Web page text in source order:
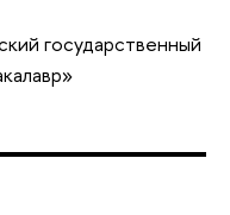
государственный